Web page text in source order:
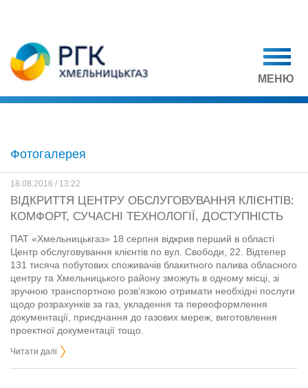
МЕНЮ
Фотогалерея
18.08.2016 / 13:22
ВІДКРИТТЯ ЦЕНТРУ ОБСЛУГОВУВАННЯ КЛІЄНТІВ:
КОМФОРТ, СУЧАСНІ ТЕХНОЛОГІЇ, ДОСТУПНІСТЬ
ПАТ «Хмельницькгаз» 18 серпня відкрив перший в області
Центр обслуговування клієнтів по вул. Свободи, 22. Відтепер
131 тисяча побутових споживачів блакитного палива обласного
центру та Хмельницького району зможуть в одному місці, зі
зручною транспортною розв’язкою отримати необхідні послуги
щодо розрахунків за газ, укладення та переоформлення
документації, приєднання до газових мереж, виготовлення
проектної документації тощо.
Читати далі